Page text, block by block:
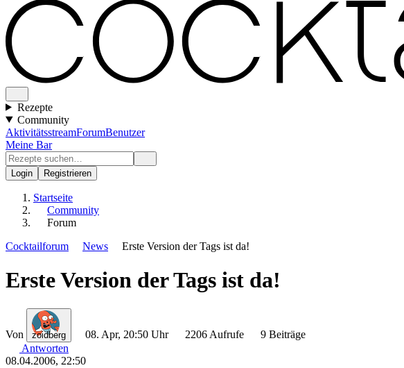
Rezepte
Community
AktivitätsstreamForumBenutzer
Meine Bar
Login Registrieren
Startseite
Community
Forum
Cocktailforum
News Erste Version der Tags ist da!
Erste Version der Tags ist da!
Von zoidberg 08. Apr, 20:50 Uhr 2206 Aufrufe
9 Beiträge
Antworten
08.04.2006, 22:50